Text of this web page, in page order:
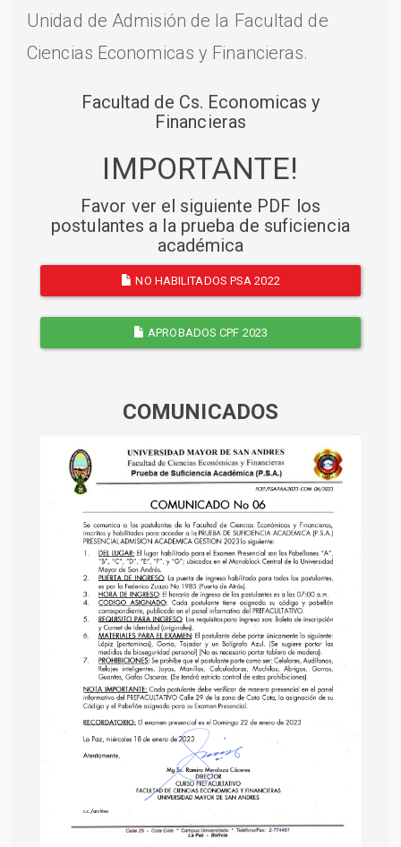
Unidad de Admisión de la Facultad de
Ciencias Economicas y Financieras.
Facultad de Cs. Economicas y
Financieras
IMPORTANTE!
Favor ver el siguiente PDF los
postulantes a la prueba de suficiencia
académica
NO HABILITADOS PSA 2022
APROBADOS CPF 2023
COMUNICADOS